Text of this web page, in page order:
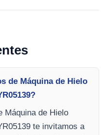
de Máquina de Hielo
Máquina de Hielo
te invitamos a